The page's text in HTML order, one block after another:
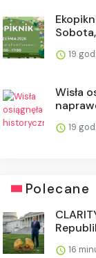
19
Wisła
19
Polecane
16